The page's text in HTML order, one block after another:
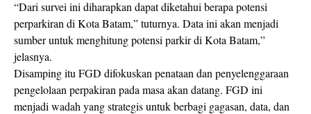
“Dari survei ini diharapkan dapat diketahui berapa potensi
perparkiran di Kota Batam,” tuturnya. Data ini akan menjadi
sumber untuk menghitung potensi parkir di Kota Batam,”
jelasnya.
Disamping itu FGD difokuskan penataan dan penyelenggaraan
pengelolaan perpakiran pada masa akan datang. FGD ini
menjadi wadah yang strategis untuk berbagi gagasan, data, dan